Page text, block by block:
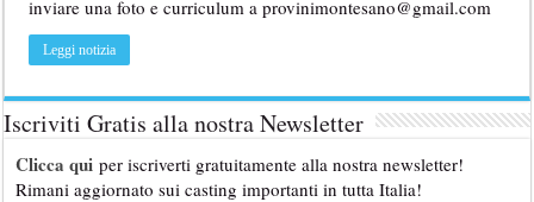
inviare una foto e curriculum a provinimontesano@gmail.com
Leggi notizia
Iscriviti Gratis alla nostra Newsletter
Clicca qui per iscriverti gratuitamente alla nostra newsletter!
Rimani aggiornato sui casting importanti in tutta Italia!